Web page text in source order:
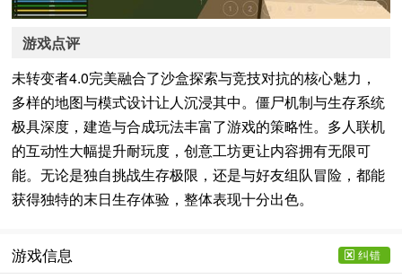
游戏点评
未转变者4.0完美融合了沙盒探索与竞技对抗的核心魅力，
多样的地图与模式设计让人沉浸其中。僵尸机制与生存系统
极具深度，建造与合成玩法丰富了游戏的策略性。多人联机
的互动性大幅提升耐玩度，创意工坊更让内容拥有无限可
能。无论是独自挑战生存极限，还是与好友组队冒险，都能
获得独特的末日生存体验，整体表现十分出色。
游戏信息 纠错